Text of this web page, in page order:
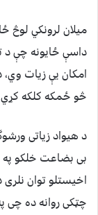
ميلان لرونكي لوڅ
داسې ځايونه چې د
امكان يې زيات
څو ځمكه كلكه
د هیواد زیاتی
بی بضاعت خلکو په
اخیستلو توان
چټکی روانه ده چی